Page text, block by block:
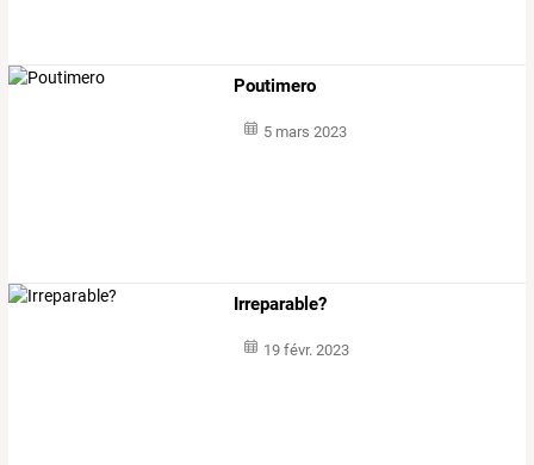
Poutimero
5 mars 2023
Irreparable?
19 févr. 2023